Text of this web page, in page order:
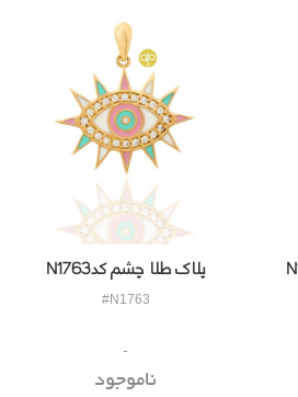
پلاک طلا چشم کدN1763
#N1763
ناموجود